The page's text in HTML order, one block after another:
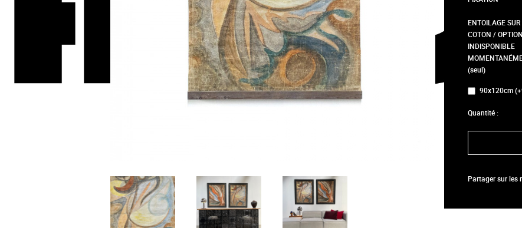
ENTOILAGE SUR
COTON / OPTION
INDISPONIBLE
(seul)
90x120cm
Quantité :
Partager sur les